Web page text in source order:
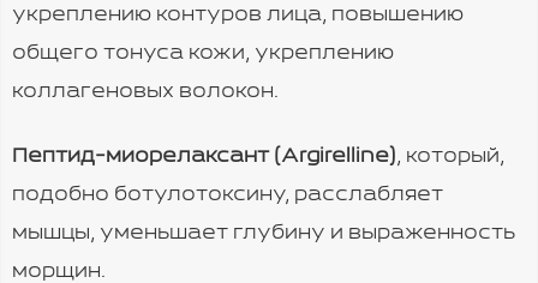
укреплению контуров лица, повышению
общего тонуса кожи, укреплению
коллагеновых волокон.
Пептид-миорелаксант (Argirelline), который,
подобно ботулотоксину, расслабляет
мышцы, уменьшает глубину и выраженность
морщин.